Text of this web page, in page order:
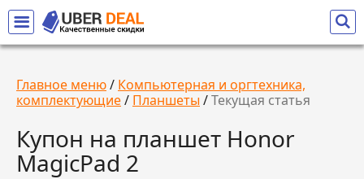
Главное меню/ Компьютерная и оргтехника,
комплектующие/ Планшеты /Текущая статья
Купон на планшет Honor
MagicPad 2